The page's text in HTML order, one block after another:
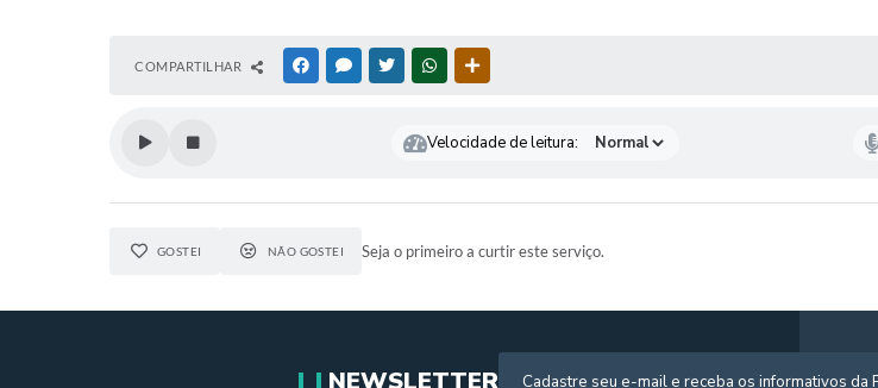
COMPARTILHAR FACEBOOKMESSENGER
TWITTERWHATSAPP
Velocidade de leitura:
GOSTEI NÃO GOSTEI Seja o primeiro a curtir este serviço.
NEWSLETTER